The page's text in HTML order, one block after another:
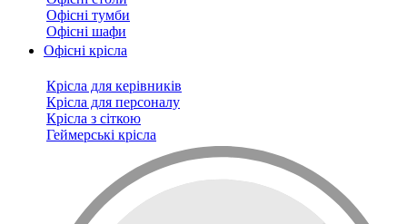
Офісні тумби
Офісні шафи
Офісні крісла
Крісла для керівників
Крісла для персоналу
Крісла з сіткою
Геймерські крісла